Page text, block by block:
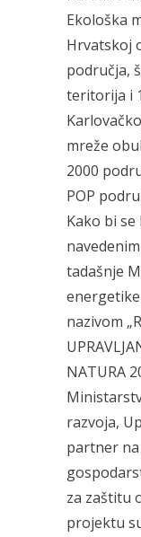
Ekološka
Hrvatskoj
područja,
teritorija i
mreže
2000
POP
Kako bi
tadašnje
nazivom
NATURA
razvoja,
partner
za zaštitu
projektu